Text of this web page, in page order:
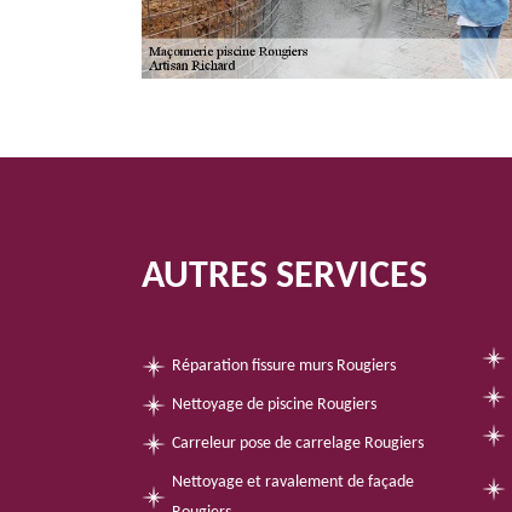
AUTRES SERVICES
Réparation fissure murs Rougiers
Nettoyage de piscine Rougiers
Carreleur pose de carrelage Rougiers
Nettoyage et ravalement de façade